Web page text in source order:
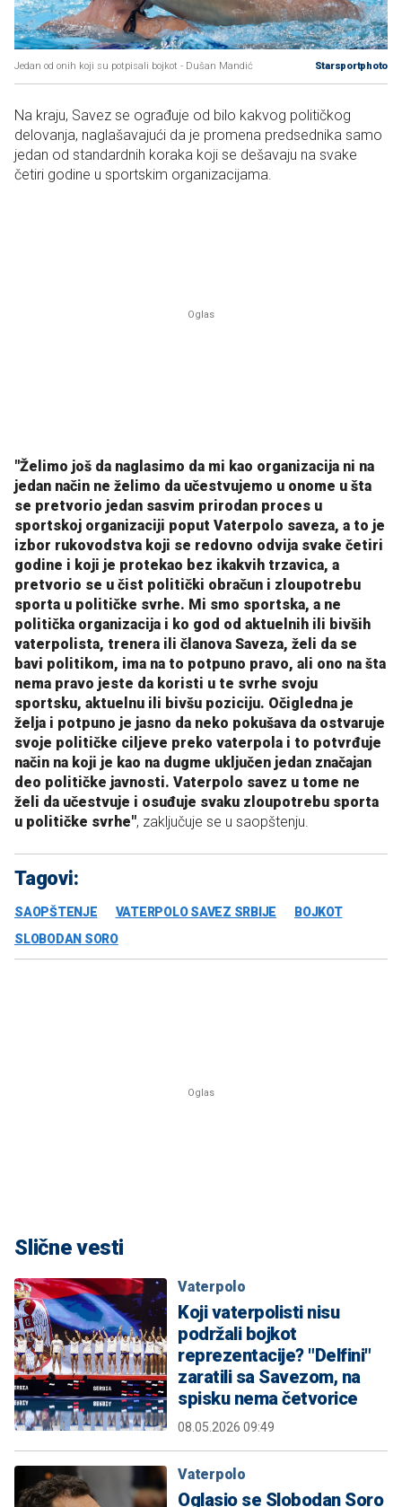
Jedan od onih koji su potpisali bojkot - Dušan Mandić Starsportphoto
Na kraju, Savez se ograđuje od bilo kakvog političkog
delovanja, naglašavajući da je promena predsednika samo
jedan od standardnih koraka koji se dešavaju na svake
četiri godine u sportskim organizacijama.
"Želimo još da naglasimo da mi kao organizacija ni na
jedan način ne želimo da učestvujemo u onome u šta
se pretvorio jedan sasvim prirodan proces u
sportskoj organizaciji poput Vaterpolo saveza, a to je
izbor rukovodstva koji se redovno odvija svake četiri
godine i koji je protekao bez ikakvih trzavica, a
pretvorio se u čist politički obračun i zloupotrebu
sporta u političke svrhe. Mi smo sportska, a ne
politička organizacija i ko god od aktuelnih ili bivših
vaterpolista, trenera ili članova Saveza, želi da se
bavi politikom, ima na to potpuno pravo, ali ono na šta
nema pravo jeste da koristi u te svrhe svoju
sportsku, aktuelnu ili bivšu poziciju. Očigledna je
želja i potpuno je jasno da neko pokušava da ostvaruje
svoje političke ciljeve preko vaterpola i to potvrđuje
način na koji je kao na dugme uključen jedan značajan
deo političke javnosti. Vaterpolo savez u tome ne
želi da učestvuje i osuđuje svaku zloupotrebu sporta
u političke svrhe", zaključuje se u saopštenju.
Tagovi:
SAOPŠTENJE VATERPOLO SAVEZ SRBIJE
BOJKOT
SLOBODAN SORO
Slične vesti
Vaterpolo
Koji vaterpolisti nisu
podržali bojkot
reprezentacije? "Delfini"
zaratili sa Savezom, na
spisku nema četvorice
08.05.2026 09:49
Vaterpolo
Oglasio se Slobodan Soro